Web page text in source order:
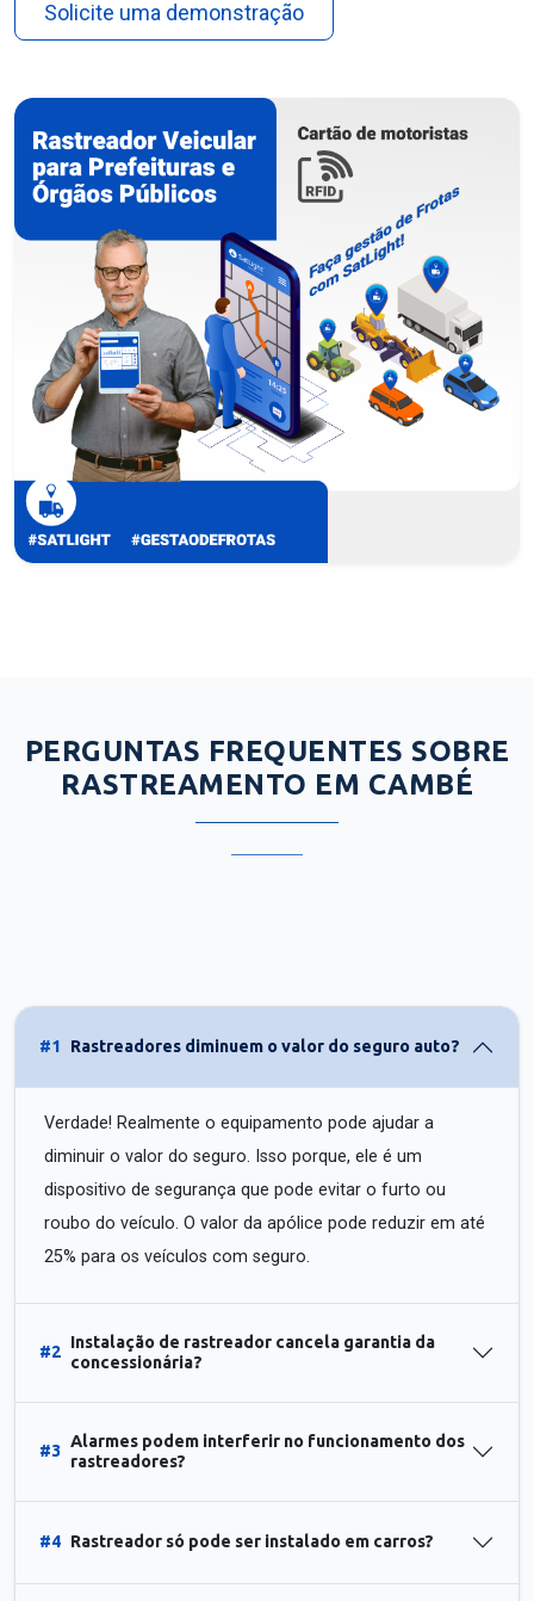
Solicite uma demonstração
PERGUNTAS FREQUENTES SOBRE
RASTREAMENTO EM CAMBÉ
#1 Rastreadores diminuem o valor do seguro auto?
Verdade! Realmente o equipamento pode ajudar a
diminuir o valor do seguro. Isso porque, ele é um
dispositivo de segurança que pode evitar o furto ou
roubo do veículo. O valor da apólice pode reduzir em até
25% para os veículos com seguro.
#2
Instalação de rastreador cancela garantia da
concessionária?
#3
Alarmes podem interferir no funcionamento dos
rastreadores?
#4 Rastreador só pode ser instalado em carros?